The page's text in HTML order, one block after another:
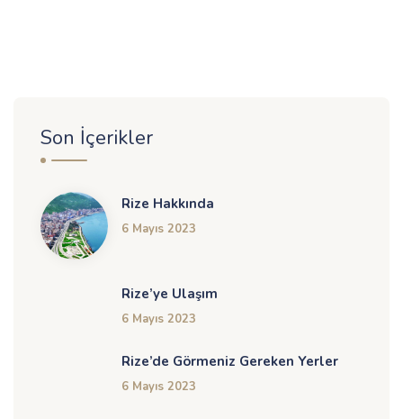
Son İçerikler
Rize Hakkında
6 Mayıs 2023
Rize’ye Ulaşım
6 Mayıs 2023
Rize’de Görmeniz Gereken Yerler
6 Mayıs 2023